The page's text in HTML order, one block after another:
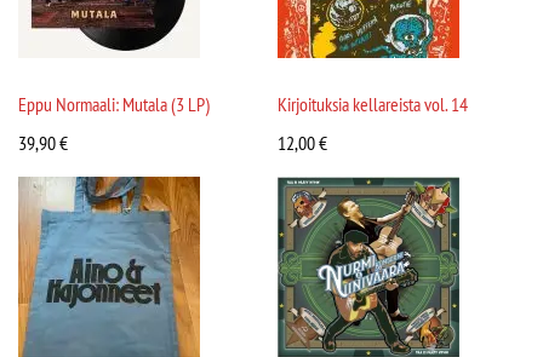
Eppu Normaali: Mutala (3 LP)
39,90€
Kirjoituksia kellareista vol. 14
12,00€